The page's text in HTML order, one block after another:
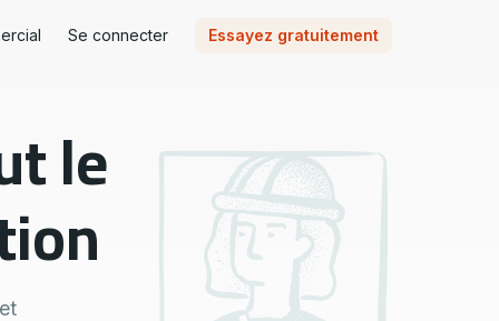
Se connecter Essayez gratuitement
le